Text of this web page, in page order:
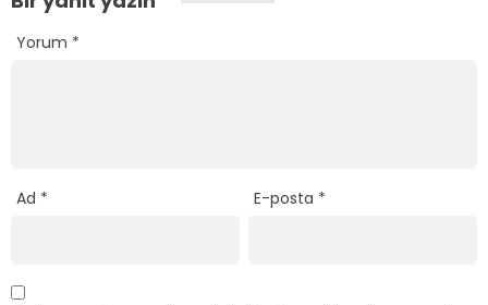
Yorum *
Ad * E-posta *